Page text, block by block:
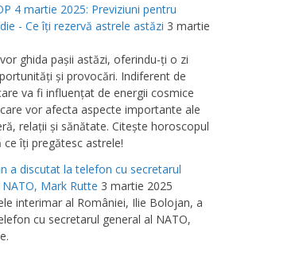
4 martie 2025: Previziuni pentru
- Ce îţi rezervă astrele astăzi 3 martie
ghida paşii astăzi, oferindu-ţi o zi
şi provocări. Indiferent de
va fi influenţat de energii cosmice
vor afecta aspecte importante ale
relaţii şi sănătate. Citeşte horoscopul
ce îţi pregătesc astrele!
a discutat la telefon cu secretarul
Mark Rutte 3 martie 2025
interimar al României, Ilie Bolojan, a
cu secretarul general al NATO,